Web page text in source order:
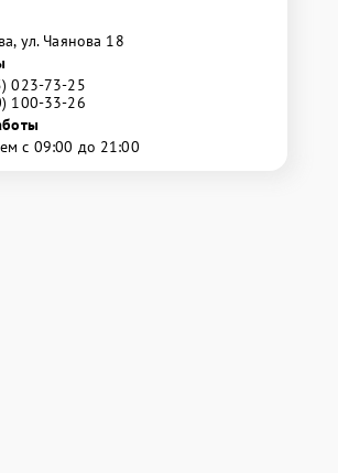
ул. Чаянова 18
023-73-25
100-33-26
с 09:00 до 21:00